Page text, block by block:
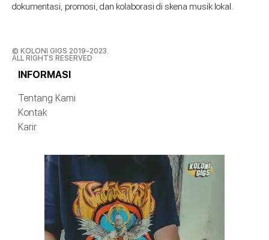
dokumentasi, promosi, dan kolaborasi di skena musik lokal.
© KOLONI GIGS 2019-2023.
ALL RIGHTS RESERVED
INFORMASI
Tentang Kami
Kontak
Karir